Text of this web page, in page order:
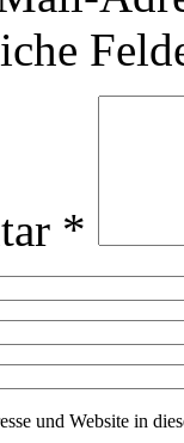
*
und Website in